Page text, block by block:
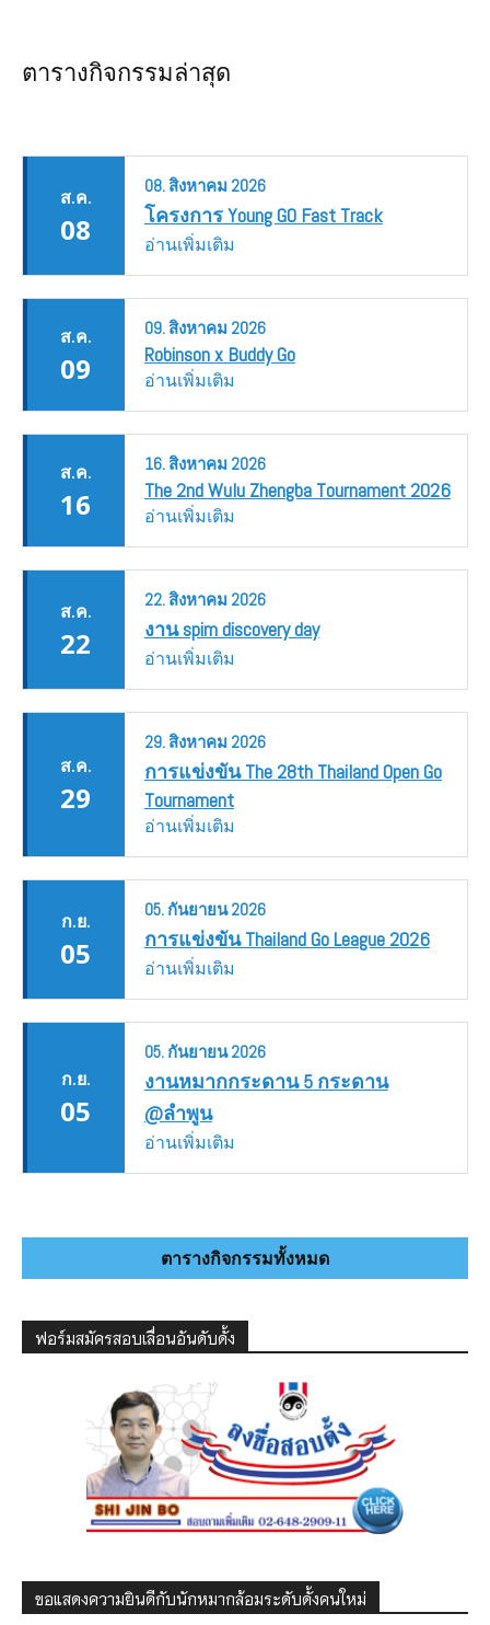
ตารางกิจกรรมล่าสุด
ส.ค.
08
08.สิงหาคม 2026
โครงการ Young GO Fast Track
อ่านเพิ่มเติม
ส.ค.
09
09.สิงหาคม 2026
Robinson x Buddy Go
อ่านเพิ่มเติม
ส.ค.
16
16.สิงหาคม 2026
The 2nd Wulu Zhengba Tournament 2026
อ่านเพิ่มเติม
ส.ค.
22
22.สิงหาคม 2026
งาน spim discovery day
อ่านเพิ่มเติม
ส.ค.
29
29.สิงหาคม 2026
การแข่งขัน The 28th Thailand Open Go
Tournament
อ่านเพิ่มเติม
ก.ย.
05
05. กันยายน2026
การแข่งขัน Thailand Go League 2026
อ่านเพิ่มเติม
ก.ย.
05
05. กันยายน2026
งานหมากกระดาน 5 กระดาน
@ลำพูน
อ่านเพิ่มเติม
ตารางกิจกรรมทั้งหมด
ฟอร์มสมัครสอบเลื่อนอันดับดั้ง
ขอแสดงความยินดีกับนักหมากล้อมระดับดั้งคนใหม่